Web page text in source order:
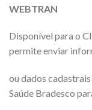
WEBTRAN
Disponível para o
permite enviar
ou dados
Saúde Bradesco